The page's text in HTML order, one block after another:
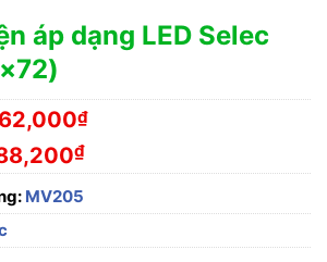
áp dạng LED Selec
₫
₫
MV205